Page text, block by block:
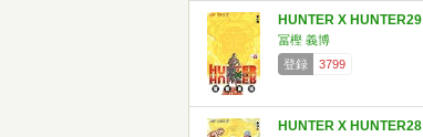
HUNTER X HUNTER29
冨樫 義博
登録
3799
HUNTER X HUNTER28